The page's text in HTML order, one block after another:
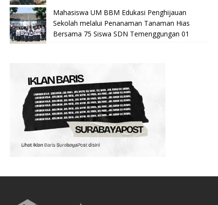
Mahasiswa UM BBM Edukasi Penghijauan
Sekolah melalui Penanaman Tanaman Hias
Bersama 75 Siswa SDN Temenggungan 01